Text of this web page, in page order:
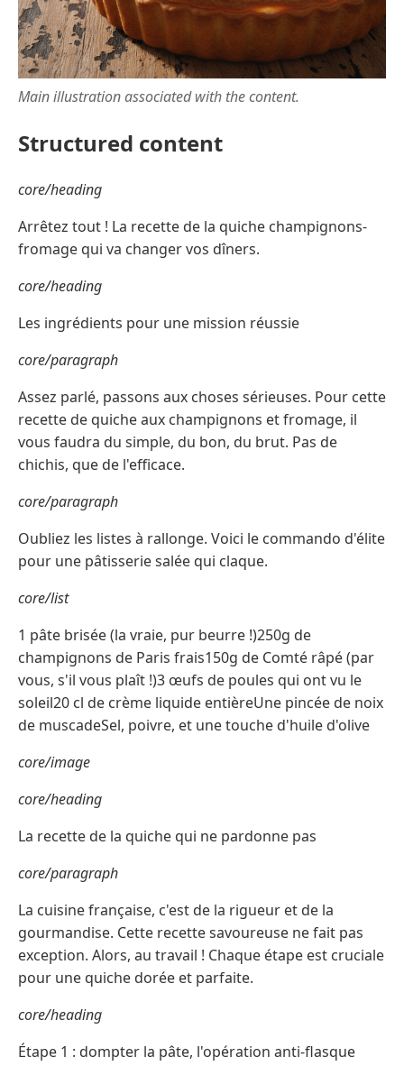
Main illustration associated with the content.
Structured content
core/heading
Arrêtez tout ! La recette de la quiche champignons-
fromage qui va changer vos dîners.
core/heading
Les ingrédients pour une mission réussie
core/paragraph
Assez parlé, passons aux choses sérieuses. Pour cette
recette de quiche aux champignons et fromage, il
vous faudra du simple, du bon, du brut. Pas de
chichis, que de l'efficace.
core/paragraph
Oubliez les listes à rallonge. Voici le commando d'élite
pour une pâtisserie salée qui claque.
core/list
1 pâte brisée (la vraie, pur beurre !)250g de
champignons de Paris frais150g de Comté râpé (par
vous, s'il vous plaît !)3 œufs de poules qui ont vu le
soleil20 cl de crème liquide entièreUne pincée de noix
de muscadeSel, poivre, et une touche d'huile d'olive
core/image
core/heading
La recette de la quiche qui ne pardonne pas
core/paragraph
La cuisine française, c'est de la rigueur et de la
gourmandise. Cette recette savoureuse ne fait pas
exception. Alors, au travail ! Chaque étape est cruciale
pour une quiche dorée et parfaite.
core/heading
Étape 1 : dompter la pâte, l'opération anti-flasque